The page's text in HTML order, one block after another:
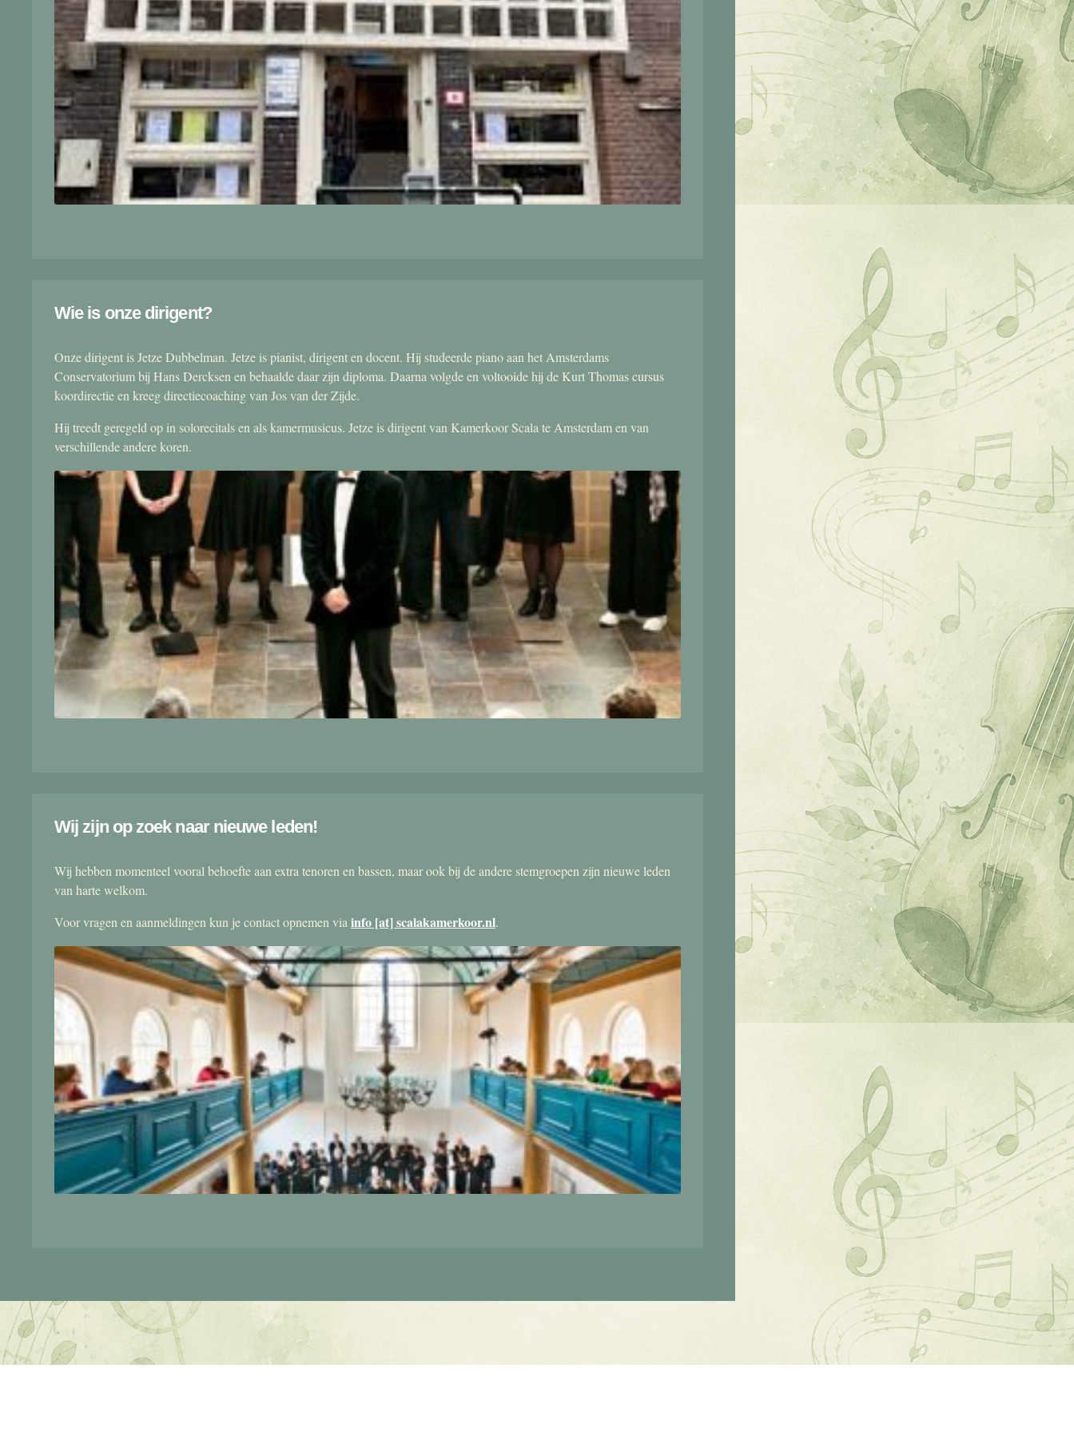
Wie is onze dirigent?
Onze dirigent is Jetze Dubbelman. Jetze is pianist, dirigent en docent. Hij studeerde piano aan het Amsterdams
Conservatorium bij Hans Dercksen en behaalde daar zijn diploma. Daarna volgde en voltooide hij de Kurt Thomas cursus
koordirectie en kreeg directiecoaching van Jos van der Zijde.
Hij treedt geregeld op in solorecitals en als kamermusicus. Jetze is dirigent van Kamerkoor Scala te Amsterdam en van
verschillende andere koren.
Wij zijn op zoek naar nieuwe leden!
Wij hebben momenteel vooral behoefte aan extra tenoren en bassen, maar ook bij de andere stemgroepen zijn nieuwe leden
van harte welkom.
Voor vragen en aanmeldingen kun je contact opnemen via info [at] scalakamerkoor.nl.